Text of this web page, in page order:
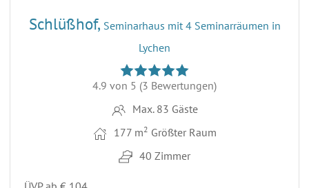
Schlüßhof, Seminarhaus mit 4 Seminarräumen in
Lychen
4.9 von 5 (3 Bewertungen)
Max. 83 Gäste
177 m2 Größter Raum
40 Zimmer